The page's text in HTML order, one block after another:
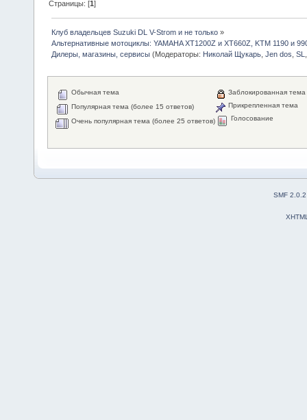
Страницы: [1]
Клуб владельцев Suzuki DL V-Strom и не только »
Альтернативные мотоциклы: YAMAHA XT1200Z и XT660Z, KTM 1190 и
Дилеры, магазины, сервисы (Модераторы: Николай Щукарь ,Jen dos ,SL
Обычная тема
Популярная тема (более 15 ответов)
Очень популярная тема (более 25 ответов)
Заблокированная тема
Прикрепленная тема
Голосование
SMF 2.0.2